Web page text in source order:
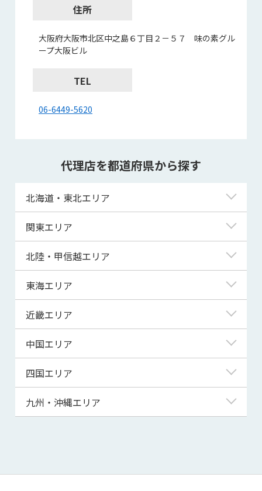
住所
大阪府大阪市北区中之島６丁目２－５７ 味の素グル
ープ大阪ビル
TEL
06-6449-5620
代理店を都道府県から探す
北海道・東北エリア
北海道
青森県
宮城県
秋田県
山形県
関東エリア
東京都
神奈川県
埼玉県
千葉県
茨城県
群馬県
北陸・甲信越エリア
新潟県
富山県
福井県
山梨県
長野県
東海エリア
岐阜県
静岡県
三重県
近畿エリア
滋賀県
京都府
大阪府
兵庫県
和歌山県
中国エリア
鳥取県
島根県
山口県
四国エリア
徳島県
高知県
九州・沖縄エリア